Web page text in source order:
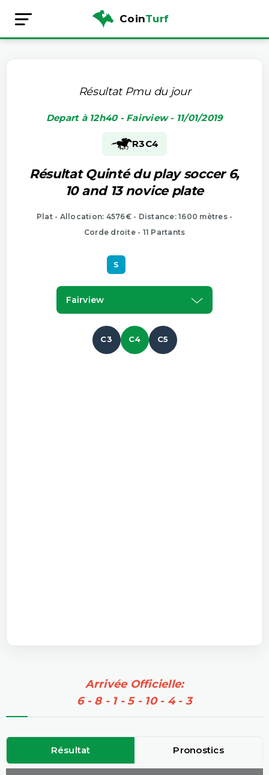
CoinTurf
Résultat Pmu du jour
Depart à 12h40 - Fairview - 11/01/2019
R3C4
Résultat Quinté du play soccer 6,
10 and 13 novice plate
Plat - Allocation: 4576€ - Distance: 1600 mètres -
Corde droite - 11 Partants
S
Fairview
C3 C4 C5
Arrivée Officielle:
6 - 8 - 1 - 5 - 10 - 4 - 3
Résultat Pronostics